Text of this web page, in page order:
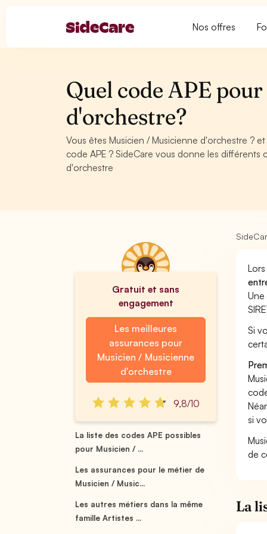
Nos offres
Quel code APE
d'orchestre?
Vous êtes Musicien / Musicienne d'orchestre ?
code APE ? SideCare vous donne les différents
d'orchestre
Gratuit et sans
engagement
Les meilleures
assurances pour
Musicien / Musicienne
d'orchestre
9,8/10
La liste des codes APE possibles
pour Musicien / ...
Les assurances pour le métier de
Musicien / Music...
Les autres métiers dans la même
famille Artistes ...
Une
Si
si
de
La